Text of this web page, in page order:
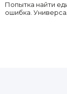
Попытка найти
ошибка.